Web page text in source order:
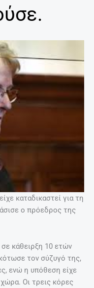
καταδικαστεί για τη
ο πρόεδρος της
σε κάθειρξη 10 ετών
τον σύζυγό της,
ενώ η υπόθεση είχε
Οι τρεις κόρες